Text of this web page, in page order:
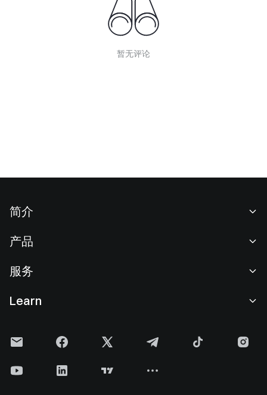
暂无评论
简介
新闻中心
Cookie 政策
产品
现货交易
理财中心
服务
费率标准
Learn
Gate 快讯